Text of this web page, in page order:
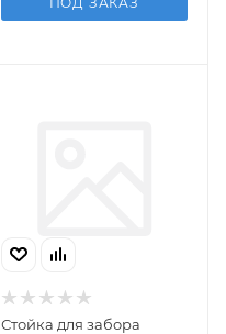
Стойка для забора